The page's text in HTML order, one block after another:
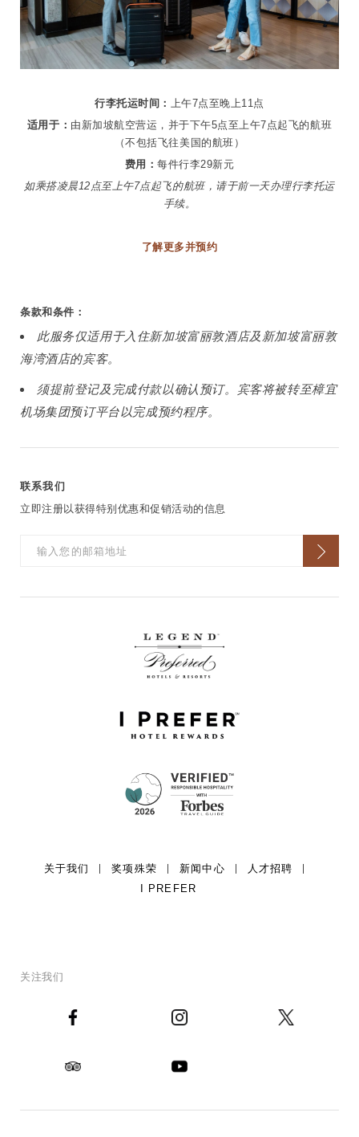
行李托运时间： 上午7点至晚上11点
适用于： 由新加坡航空营运，并于下午5点至上午7点起飞的航班
（不包括飞往美国的航班）
费用：每件行李29新元
如乘搭凌晨12点至上午7点起飞的航班，请于前一天办理行李托运
手续。
了解更多并预约
条款和条件：
此服务仅适用于入住新加坡富丽敦酒店及新加坡富丽敦
海湾酒店的宾客。
须提前登记及完成付款以确认预订。宾客将被转至樟宜
机场集团预订平台以完成预约程序。
联系我们
立即注册以获得特别优惠和促销活动的信息
关于我们 奖项殊荣 新闻中心
人才招聘
I PREFER
关注我们